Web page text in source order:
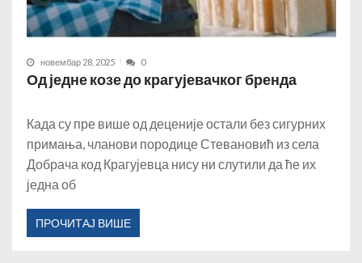
новембар 28, 2025 0
Од једне козе до крагујевачког бренда
Када су пре више од деценије остали без сигурних
примања, чланови породице Стевановић из села
Добрача код Крагујевца нису ни слутили да ће их
једна об
ПРОЧИТАЈ ВИШЕ